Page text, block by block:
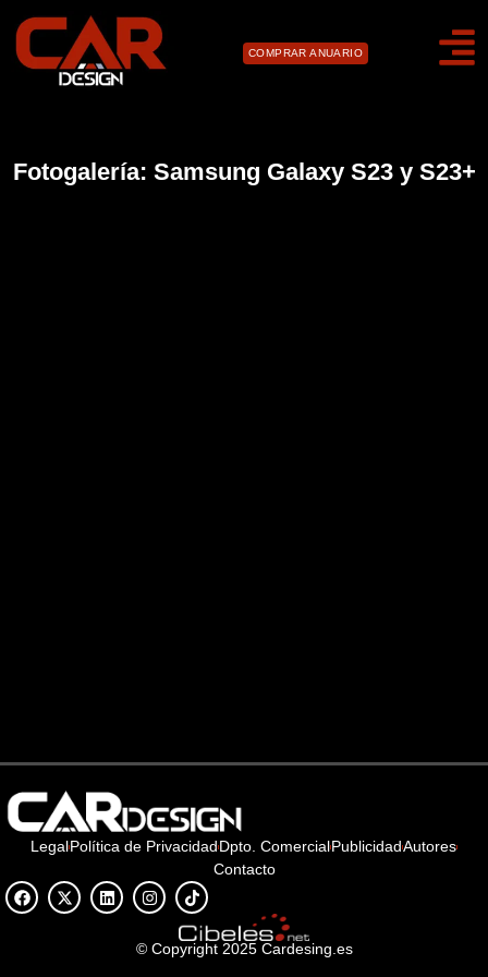
COMPRAR ANUARIO
Fotogalería: Samsung Galaxy S23 y S23+
LegalPolítica de PrivacidadDpto. ComercialPublicidadAutores
Contacto
© Copyright 2025 Cardesing.es